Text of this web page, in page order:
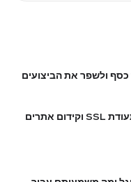
כסף ולשפר את הביצועים
המדריך המלא לאבטחת אתר וויקס עם תעודת SSL וקידום אתרים